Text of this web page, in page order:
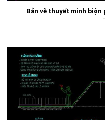
Bản vẽ thuyết minh biện